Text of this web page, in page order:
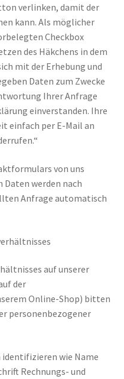
verlinken, damit der
kann. Als möglicher
Checkbox
des Häkchens in dem
mit der Erhebung und
Daten zum Zwecke
Ihrer Anfrage
einverstanden. Ihre
einfach per E-Mail an
von uns
werden nach
Anfrage automatisch
auf unserer
der
Online-Shop) bitten
personenbezogener
identifizieren wie Name
Rechnungs- und